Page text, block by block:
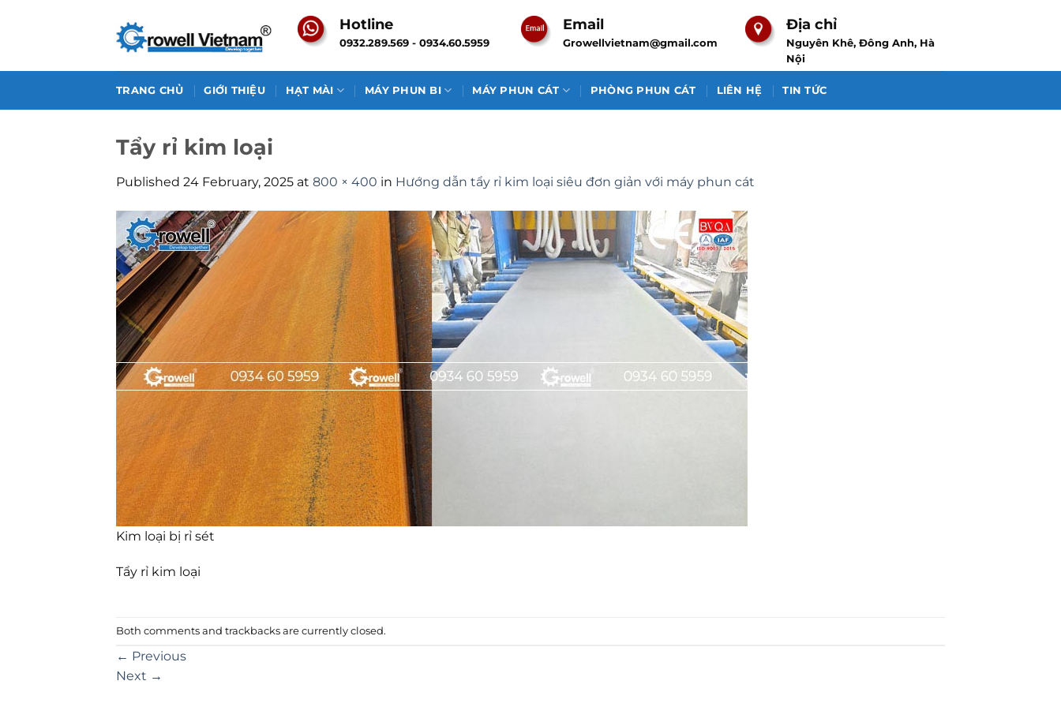
Hotline
0932.289.569 - 0934.60.5959
Email
Growellvietnam@gmail.com
Địa chỉ
Nguyên Khê, Đông Anh, Hà
Nội
TRANG CHỦ GIỚI THIỆU HẠT MÀI MÁY PHUN BI MÁY PHUN CÁT PHÒNG PHUN CÁT LIÊN HỆ TIN TỨC
Tẩy rỉ kim loại
Published 24 February, 2025 at 800 × 400 in Hướng dẫn tẩy rỉ kim loại siêu đơn giản với máy phun cát
Kim loại bị rỉ sét
Tẩy rỉ kim loại
Both comments and trackbacks are currently closed.
← Previous
Next →